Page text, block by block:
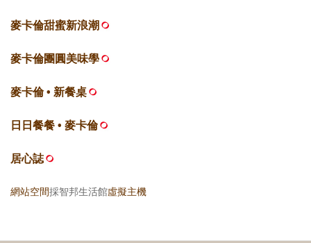
麥卡倫甜蜜新浪潮
麥卡倫團圓美味學
麥卡倫 • 新餐桌
日日餐餐 • 麥卡倫
居心誌
網站空間採智邦生活館虛擬主機